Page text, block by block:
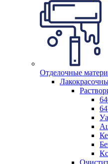
Отделочные